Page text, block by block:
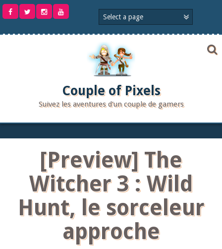
Aller
Couple of Pixels
Suivez les aventures d'un couple de gamers
[Preview] The
Witcher 3 : Wild
Hunt, le sorceleur
approche